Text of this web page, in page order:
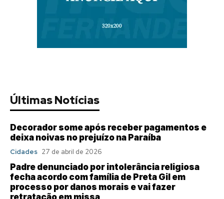
Últimas Notícias
Decorador some após receber pagamentos e
deixa noivas no prejuízo na Paraíba
Cidades 27 de abril de 2026
Padre denunciado por intolerância religiosa
fecha acordo com família de Preta Gil em
processo por danos morais e vai fazer